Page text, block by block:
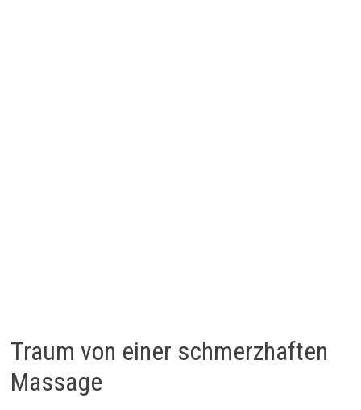
Traum von einer schmerzhaften
Massage